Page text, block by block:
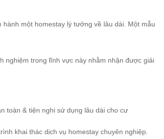
một homestay lý tưởng về lâu dài. Một mẫu
nghiệm trong lĩnh vực này nhằm nhận được giải
toàn & tiện nghi sử dụng lâu dài cho cư
khai thác dịch vụ homestay chuyên nghiệp.